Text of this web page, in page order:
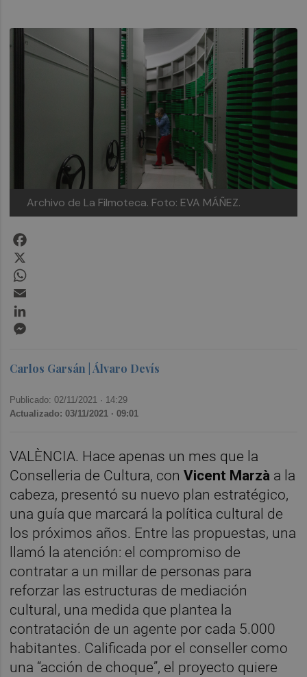
Archivo de La Filmoteca. Foto: EVA MÁÑEZ.
Carlos Garsán | Álvaro Devís
Publicado: 02/11/2021 · 14:29
Actualizado: 03/11/2021 · 09:01
VALÈNCIA. Hace apenas un mes que la
Conselleria de Cultura, conVicent Marzà a la
cabeza, presentó su nuevo plan estratégico,
una guía que marcará la política cultural de
los próximos años. Entre las propuestas, una
llamó la atención: el compromiso de
contratar a un millar de personas para
reforzar las estructuras de mediación
cultural, una medida que plantea la
contratación de un agente por cada 5.000
habitantes. Calificada por el conseller como
una “acción de choque”, el proyecto quiere